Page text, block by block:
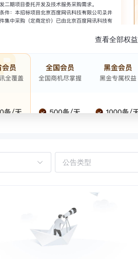
查看全部权益